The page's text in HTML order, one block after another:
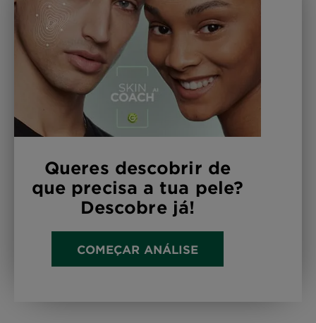
Queres descobrir de
que precisa a tua pele?
Descobre já!
COMEÇAR ANÁLISE